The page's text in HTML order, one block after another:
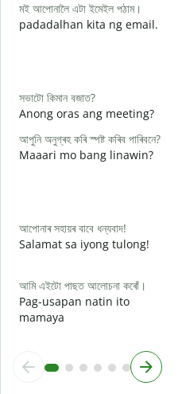
মই আপোনালৈ এটা ইমেইল পঠাম।
padadalhan kita ng email.
সভাটো কিমান বজাত?
Anong oras ang meeting?
আপুনি অনুগ্ৰহ কৰি স্পষ্ট কৰিব পাৰিবনে?
Maaari mo bang linawin?
আপোনাৰ সহায়ৰ বাবে ধন্যবাদ!
Salamat sa iyong tulong!
আমি এইটো পাছত আলোচনা কৰোঁ।
Pag-usapan natin ito
mamaya